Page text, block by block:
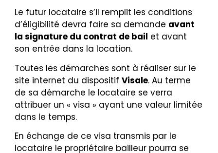
Le futur locataire s’il remplit les conditions
d’éligibilité devra faire sa demande avant
la signature du contrat de bail et avant
son entrée dans la location.
Toutes les démarches sont à réaliser sur le
site internet du dispositif Visale. Au terme
de sa démarche le locataire se verra
attribuer un « visa » ayant une valeur limitée
dans le temps.
En échange de ce visa transmis par le
locataire le propriétaire bailleur pourra se